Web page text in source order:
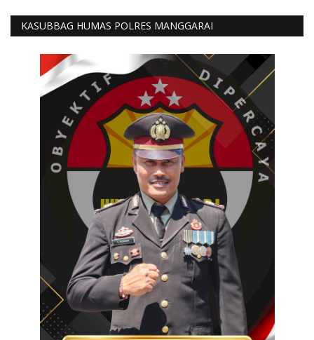
KASUBBAG HUMAS POLRES MANGGARAI